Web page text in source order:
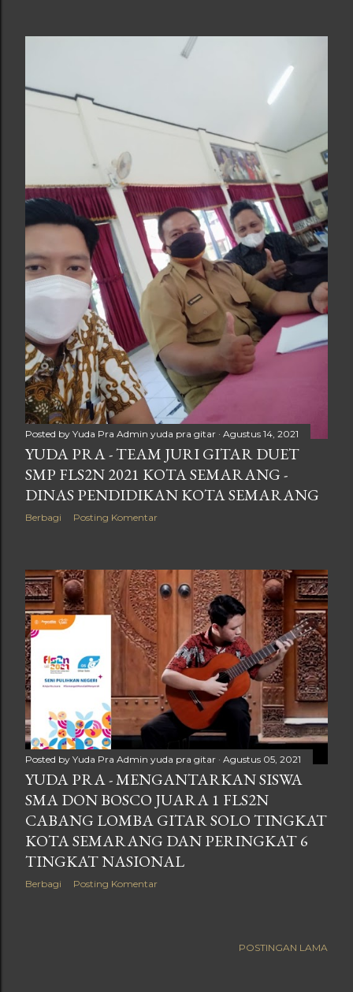
Posted by Yuda Pra Admin yuda pra gitar Agustus 14, 2021
YUDA PRA - TEAM JURI GITAR DUET
SMP FLS2N 2021 KOTA SEMARANG -
DINAS PENDIDIKAN KOTA SEMARANG
Berbagi Posting Komentar
Posted by Yuda Pra Admin yuda pra gitar Agustus 05, 2021
YUDA PRA - MENGANTARKAN SISWA
SMA DON BOSCO JUARA 1 FLS2N
CABANG LOMBA GITAR SOLO TINGKAT
KOTA SEMARANG DAN PERINGKAT 6
TINGKAT NASIONAL
Berbagi Posting Komentar
POSTINGAN LAMA